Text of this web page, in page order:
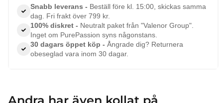
Snabb leverans - Beställ före kl. 15:00, skickas samma
dag. Fri frakt över 799 kr.
100% diskret - Neutralt paket från "Valenor Group".
Inget om PurePassion syns någonstans.
30 dagars öppet köp - Ångrade dig? Returnera
obeseglad vara inom 30 dagar.